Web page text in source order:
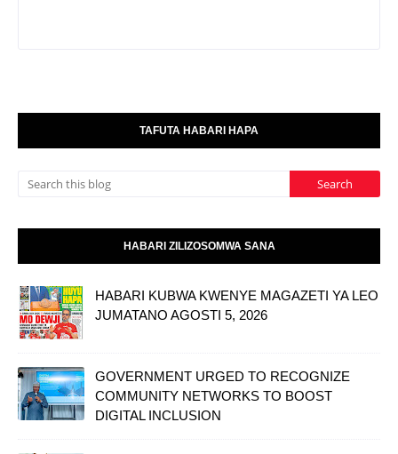
TAFUTA HABARI HAPA
HABARI ZILIZOSOMWA SANA
HABARI KUBWA KWENYE MAGAZETI YA LEO
JUMATANO AGOSTI 5, 2026
GOVERNMENT URGED TO RECOGNIZE
COMMUNITY NETWORKS TO BOOST
DIGITAL INCLUSION